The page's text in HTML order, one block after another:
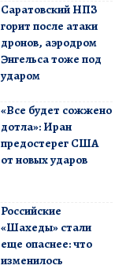
Саратовский НПЗ
горит после атаки
дронов, аэродром
Энгельса тоже под
ударом
«Все будет сожжено
дотла»: Иран
предостерег США
от новых ударов
Российские
«Шахеды» стали
еще опаснее: что
изменилось